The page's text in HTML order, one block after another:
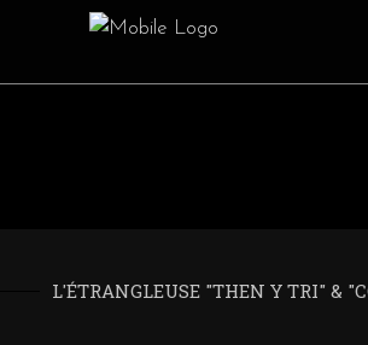
L'ÉTRANGLEUSE "THEN Y TRI" &